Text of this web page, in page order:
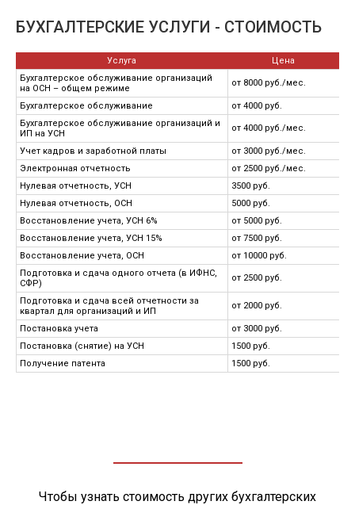
БУХГАЛТЕРСКИЕ УСЛУГИ - СТОИМОСТЬ
Услуга
Цена
Бухгалтерское обслуживание организаций
на ОСН – общем режиме
от 8000 руб./мес.
Бухгалтерское обслуживание
от 4000 руб.
Бухгалтерское обслуживание организаций и
ИП на УСН
от 4000 руб./мес.
Учет кадров и заработной платы
от 3000 руб./мес.
Электронная отчетность
от 2500 руб./мес.
Нулевая отчетность, УСН
3500 руб.
Нулевая отчетность, ОСН
5000 руб.
Восстановление учета, УСН 6%
от 5000 руб.
Восстановление учета, УСН 15%
от 7500 руб.
Восстановление учета, ОСН
от 10000 руб.
Подготовка и сдача одного отчета (в ИФНС,
СФР)
от 2500 руб.
Подготовка и сдача всей отчетности за
квартал для организаций и ИП
от 2000 руб.
Постановка учета
от 3000 руб.
Постановка (снятие) на УСН
1500 руб.
Получение патента
1500 руб.
Чтобы узнать стоимость других бухгалтерских